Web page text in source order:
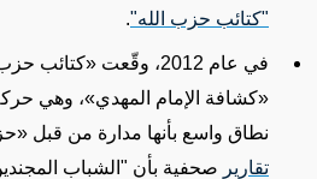
"كتائب حزب الله".
في عام 2012، وقّعت «كتائب حزب
«كشافة الإمام المهدي»، وهي
نطاق واسع بأنها مدارة من قبل «
تقارير صحفية بأن "الشباب